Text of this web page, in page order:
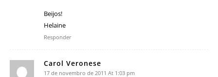
Beijos!
Helaine
Responder
Carol Veronese
17 de novembro de 2011 At 1:03 pm